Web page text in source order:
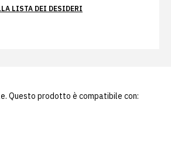
LISTA DEI DESIDERI
Questo prodotto è compatibile con: